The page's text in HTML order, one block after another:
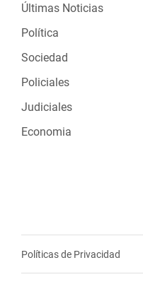
Últimas Noticias
Política
Sociedad
Policiales
Judiciales
Economia
Políticas de Privacidad